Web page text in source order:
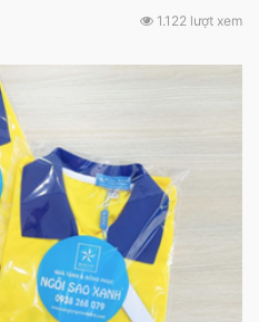
1.122 lượt xem